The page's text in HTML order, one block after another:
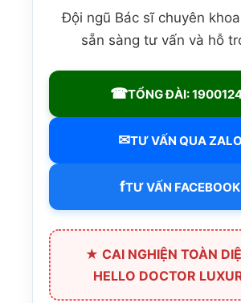
Đội ngũ Bác sĩ chuyên
sẵn sàng tư vấn và hỗ
☎TỔNG ĐÀI:
✉TƯ VẤN QUA ZALO
fTƯ VẤN FACEBOOK
★ CAI NGHIỆN TOÀN
HELLO DOCTOR